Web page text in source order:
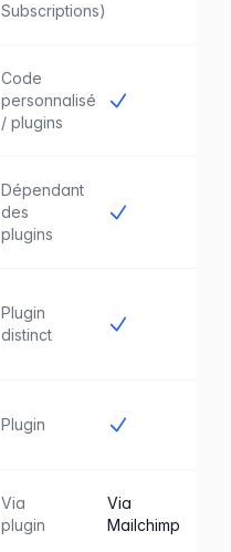
Subscriptions)
Code
personnalisé
/ plugins
Dépendant
des
plugins
Plugin
distinct
Plugin
Via
plugin
Via
Mailchimp